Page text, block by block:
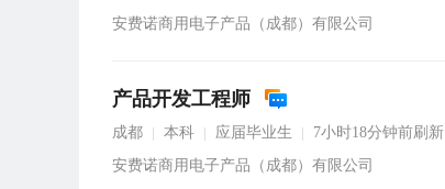
安费诺商用电子产品（成都）有限公司
产品开发工程师
成都 本科 应届毕业生
7小时18分钟前刷新
安费诺商用电子产品（成都）有限公司